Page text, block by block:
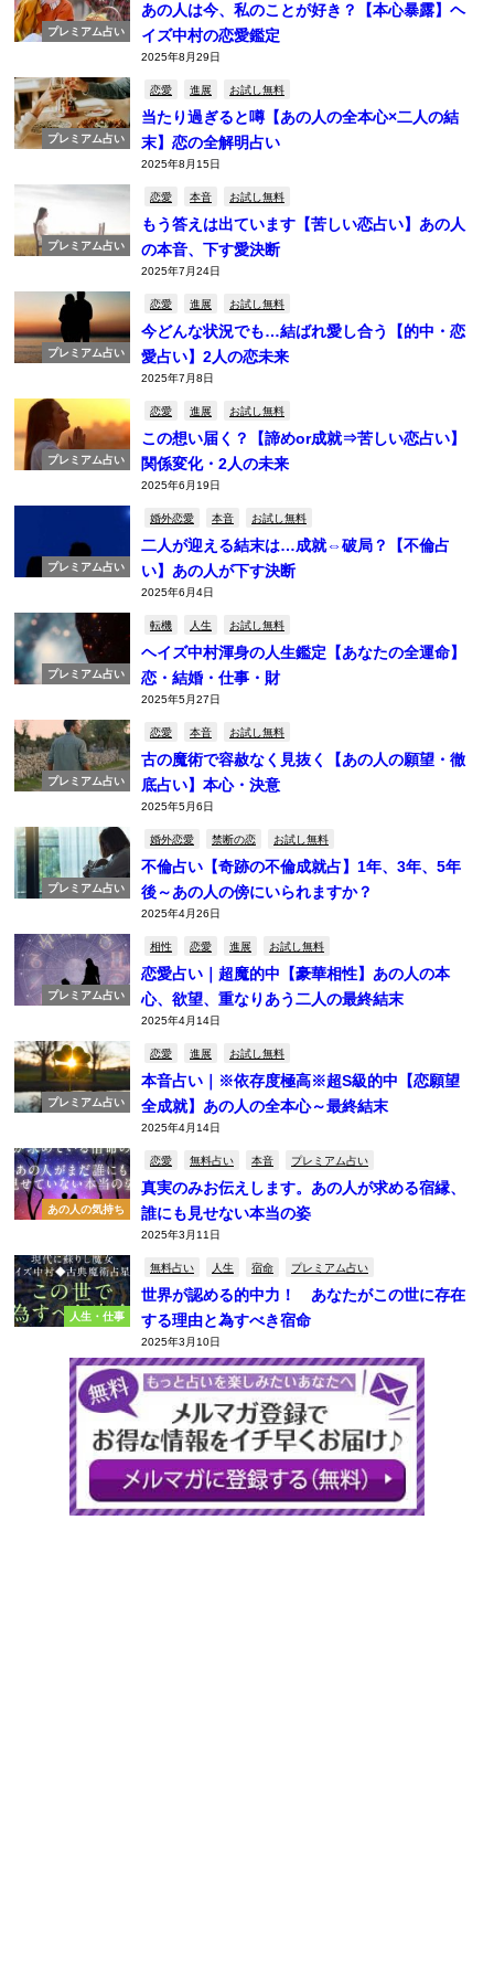
プレミアム占い
あの人は今、私のことが好き？【本心暴露】ヘ
イズ中村の恋愛鑑定
2025年8月29日
プレミアム占い
恋愛 進展 お試し無料
当たり過ぎると噂【あの人の全本心×二人の結
末】恋の全解明占い
2025年8月15日
プレミアム占い
恋愛 本音 お試し無料
もう答えは出ています【苦しい恋占い】あの人
の本音、下す愛決断
2025年7月24日
プレミアム占い
恋愛 進展 お試し無料
今どんな状況でも…結ばれ愛し合う【的中・恋
愛占い】2人の恋未来
2025年7月8日
プレミアム占い
恋愛 進展 お試し無料
この想い届く？【諦めor成就⇒苦しい恋占い】
関係変化・2人の未来
2025年6月19日
プレミアム占い
婚外恋愛 本音 お試し無料
二人が迎える結末は…成就⇔破局？【不倫占
い】あの人が下す決断
2025年6月4日
プレミアム占い
転機 人生 お試し無料
ヘイズ中村渾身の人生鑑定【あなたの全運命】
恋・結婚・仕事・財
2025年5月27日
プレミアム占い
恋愛 本音 お試し無料
古の魔術で容赦なく見抜く【あの人の願望・徹
底占い】本心・決意
2025年5月6日
プレミアム占い
婚外恋愛 禁断の恋 お試し無料
不倫占い【奇跡の不倫成就占】1年、3年、5年
後～あの人の傍にいられますか？
2025年4月26日
プレミアム占い
相性 恋愛 進展 お試し無料
恋愛占い｜超魔的中【豪華相性】あの人の本
心、欲望、重なりあう二人の最終結末
2025年4月14日
プレミアム占い
恋愛 進展 お試し無料
本音占い｜※依存度極高※超S級的中【恋願望
全成就】あの人の全本心～最終結末
2025年4月14日
あの人の気持ち
恋愛 無料占い 本音 プレミアム占い
真実のみお伝えします。あの人が求める宿縁、
誰にも見せない本当の姿
2025年3月11日
人生・仕事
無料占い 人生 宿命 プレミアム占い
世界が認める的中力！ あなたがこの世に存在
する理由と為すべき宿命
2025年3月10日